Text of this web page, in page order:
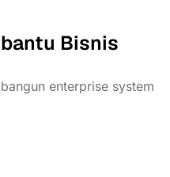
Bisnis
enterprise system